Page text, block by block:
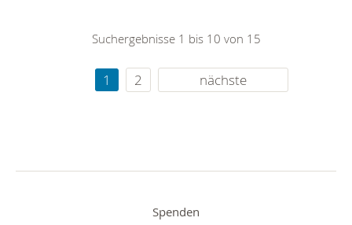
Suchergebnisse 1 bis 10 von 15
1 2 nächste
Spenden